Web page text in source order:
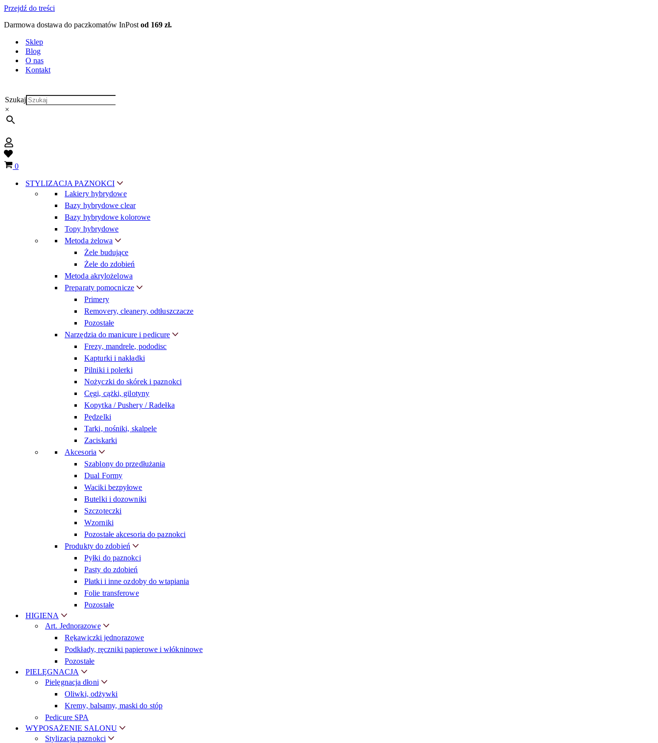
Przejdź do treści
Darmowa dostawa do paczkomatów InPost od 169 zł.
Sklep
Blog
O nas
Kontakt
Szukaj
×
Wish
listKoszyk
0
STYLIZACJA PAZNOKCI
Lakiery hybrydowe
Bazy hybrydowe clear
Bazy hybrydowe kolorowe
Topy hybrydowe
Metoda żelowa
Żele budujące
Żele do zdobień
Metoda akrylożelowa
Preparaty pomocnicze
Primery
Removery, cleanery, odtłuszczacze
Pozostałe
Narzędzia do manicure i pedicure
Frezy, mandrele, pododisc
Kapturki i nakładki
Pilniki i polerki
Nożyczki do skórek i paznokci
Cęgi, cążki, gilotyny
Kopytka / Pushery / Radełka
Pędzelki
Tarki, nośniki, skalpele
Zaciskarki
Akcesoria
Szablony do przedłużania
Dual Formy
Waciki bezpyłowe
Butelki i dozowniki
Szczoteczki
Wzorniki
Pozostałe akcesoria do paznokci
Produkty do zdobień
Pyłki do paznokci
Pasty do zdobień
Płatki i inne ozdoby do wtapiania
Folie transferowe
Pozostałe
HIGIENA
Art. Jednorazowe
Rękawiczki jednorazowe
Podkłady, ręczniki papierowe i włókninowe
Pozostałe
PIELĘGNACJA
Pielęgnacja dłoni
Oliwki, odżywki
Kremy, balsamy, maski do stóp
Pedicure SPA
WYPOSAŻENIE SALONU
Stylizacja paznokci